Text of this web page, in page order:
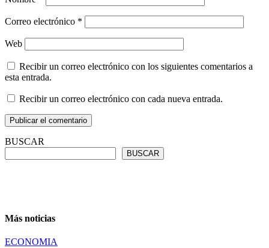
Correo electrónico *
Web
Recibir un correo electrónico con los siguientes comentarios a
esta entrada.
Recibir un correo electrónico con cada nueva entrada.
BUSCAR
BUSCAR
Más noticias
ECONOMIA